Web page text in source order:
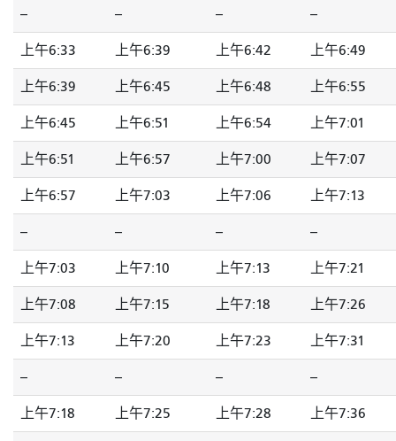
-- -- -- --
上午6:33 上午6:39 上午6:42 上午6:49
上午6:39 上午6:45 上午6:48 上午6:55
上午6:45 上午6:51 上午6:54 上午7:01
上午6:51 上午6:57 上午7:00 上午7:07
上午6:57 上午7:03 上午7:06 上午7:13
-- -- -- --
上午7:03 上午7:10 上午7:13 上午7:21
上午7:08 上午7:15 上午7:18 上午7:26
上午7:13 上午7:20 上午7:23 上午7:31
-- -- -- --
上午7:18 上午7:25 上午7:28 上午7:36